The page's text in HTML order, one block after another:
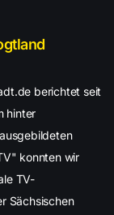
berichtet seit
hinter
konnten wir
TV-
Sächsischen